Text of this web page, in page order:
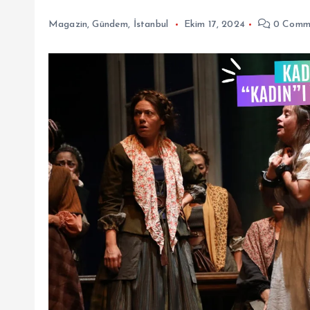
Magazin,Gündem, İstanbul Ekim 17, 2024 0